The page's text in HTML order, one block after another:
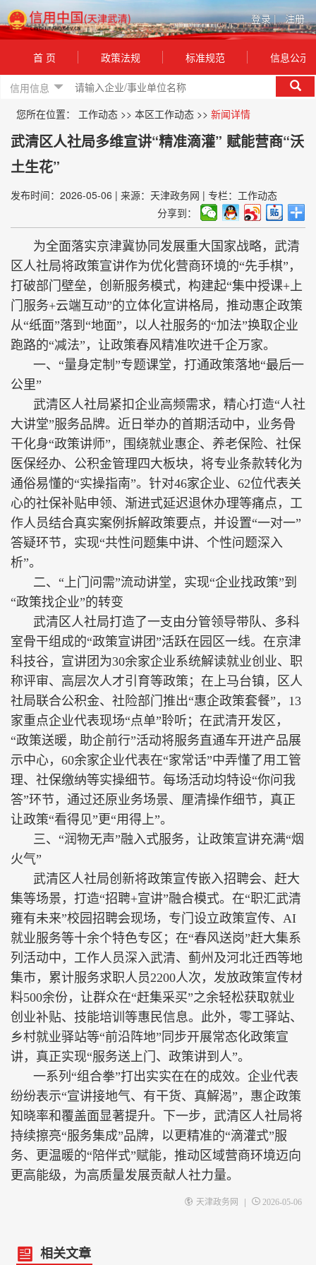
登录| 注册
首 页 政策法规 标准规范 信息公示
信用信息
您所在位置： 工作动态 >> 本区工作动态 >> 新闻详情
武清区人社局多维宣讲“精准滴灌” 赋能营商“沃
土生花”
发布时间：2026-05-06 | 来源：天津政务网 | 专栏：工作动态
分享到：
为全面落实京津冀协同发展重大国家战略，武清
区人社局将政策宣讲作为优化营商环境的“先手棋”，
打破部门壁垒，创新服务模式，构建起“集中授课+上
门服务+云端互动”的立体化宣讲格局，推动惠企政策
从“纸面”落到“地面”，以人社服务的“加法”换取企业
跑路的“减法”，让政策春风精准吹进千企万家。
一、“量身定制”专题课堂，打通政策落地“最后一
公里”
武清区人社局紧扣企业高频需求，精心打造“人社
大讲堂”服务品牌。近日举办的首期活动中，业务骨
干化身“政策讲师”，围绕就业惠企、养老保险、社保
医保经办、公积金管理四大板块，将专业条款转化为
通俗易懂的“实操指南”。针对46家企业、62位代表关
心的社保补贴申领、渐进式延迟退休办理等痛点，工
作人员结合真实案例拆解政策要点，并设置“一对一”
答疑环节，实现“共性问题集中讲、个性问题深入
析”。
二、“上门问需”流动讲堂，实现“企业找政策”到
“政策找企业”的转变
武清区人社局打造了一支由分管领导带队、多科
室骨干组成的“政策宣讲团”活跃在园区一线。在京津
科技谷，宣讲团为30余家企业系统解读就业创业、职
称评审、高层次人才引育等政策；在上马台镇，区人
社局联合公积金、社险部门推出“惠企政策套餐”，13
家重点企业代表现场“点单”聆听；在武清开发区，
“政策送暖，助企前行”活动将服务直通车开进产品展
示中心，60余家企业代表在“家常话”中弄懂了用工管
理、社保缴纳等实操细节。每场活动均特设“你问我
答”环节，通过还原业务场景、厘清操作细节，真正
让政策“看得见”更“用得上”。
三、“润物无声”融入式服务，让政策宣讲充满“烟
火气”
武清区人社局创新将政策宣传嵌入招聘会、赶大
集等场景，打造“招聘+宣讲”融合模式。在“职汇武清
雍有未来”校园招聘会现场，专门设立政策宣传、AI
就业服务等十余个特色专区；在“春风送岗”赶大集系
列活动中，工作人员深入武清、蓟州及河北迁西等地
集市，累计服务求职人员2200人次，发放政策宣传材
料500余份，让群众在“赶集采买”之余轻松获取就业
创业补贴、技能培训等惠民信息。此外，零工驿站、
乡村就业驿站等“前沿阵地”同步开展常态化政策宣
讲，真正实现“服务送上门、政策讲到人”。
一系列“组合拳”打出实实在在的成效。企业代表
纷纷表示“宣讲接地气、有干货、真解渴”，惠企政策
知晓率和覆盖面显著提升。下一步，武清区人社局将
持续擦亮“服务集成”品牌，以更精准的“滴灌式”服
务、更温暖的“陪伴式”赋能，推动区域营商环境迈向
更高能级，为高质量发展贡献人社力量。
天津政务网 | 2026-05-06
相关文章